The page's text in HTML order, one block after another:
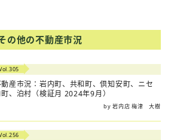
の他の不動産市況
産市況：岩内町、共和町、倶知安町、ニセ
町、泊村（検証月 2024年9月）
by 岩内店 梅津 大樹